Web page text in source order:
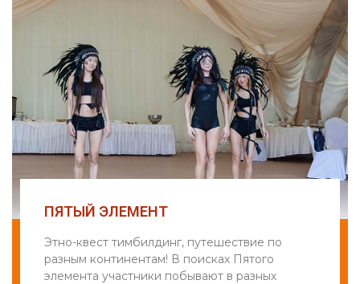
ПЯТЫЙ ЭЛЕМЕНТ
Этно-квест тимбилдинг, путешествие по
разным континентам! В поисках Пятого
элемента участники побывают в разных